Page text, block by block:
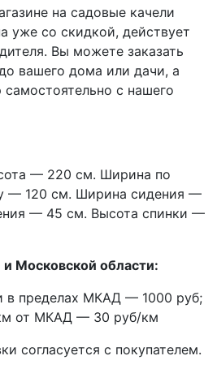
на садовые качели
уже со скидкой, действует
Вы можете заказать
вашего дома или дачи, а
с нашего
— 220 см. Ширина по
— 120 см. Ширина сидения —
— 45 см. Высота спинки —
Московской области:
в пределах МКАД — 1000 руб;
от МКАД — 30 руб/км
согласуется с покупателем.